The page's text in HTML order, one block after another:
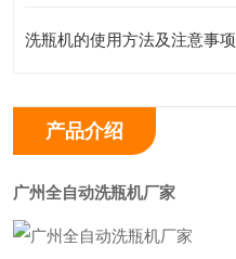
洗瓶机的使用方法及注意事项
产品介绍
广州全自动洗瓶机厂家